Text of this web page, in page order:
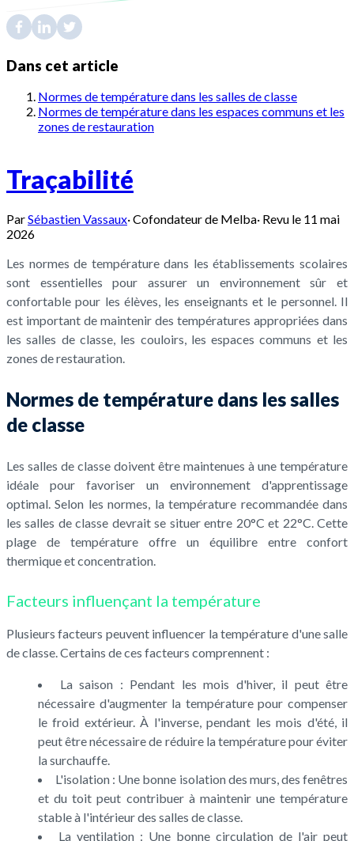
Dans cet article
Normes de température dans les salles de classe
Normes de température dans les espaces communs et les
zones de restauration
Traçabilité
ParSébastien Vassaux·Cofondateur de Melba· Revu le 11 mai
2026
Les normes de température dans les établissements scolaires
sont essentielles pour assurer un environnement sûr et
confortable pour les élèves, les enseignants et le personnel. Il
est important de maintenir des températures appropriées dans
les salles de classe, les couloirs, les espaces communs et les
zones de restauration.
Normes de température dans les salles
de classe
Les salles de classe doivent être maintenues à une température
idéale pour favoriser un environnement d'apprentissage
optimal. Selon les normes, la température recommandée dans
les salles de classe devrait se situer entre 20°C et 22°C. Cette
plage de température offre un équilibre entre confort
thermique et concentration.
Facteurs influençant la température
Plusieurs facteurs peuvent influencer la température d'une salle
de classe. Certains de ces facteurs comprennent :
La saison : Pendant les mois d'hiver, il peut être
nécessaire d'augmenter la température pour compenser
le froid extérieur. À l'inverse, pendant les mois d'été, il
peut être nécessaire de réduire la température pour éviter
la surchauffe.
L'isolation : Une bonne isolation des murs, des fenêtres
et du toit peut contribuer à maintenir une température
stable à l'intérieur des salles de classe.
La ventilation : Une bonne circulation de l'air peut